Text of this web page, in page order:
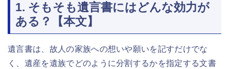
1. そもそも遺言書にはどんな効力が
ある？【本文】
遺言書は、故人の家族への想いや願いを記すだけでな
く、遺産を遺族でどのように分割するかを指定する文書